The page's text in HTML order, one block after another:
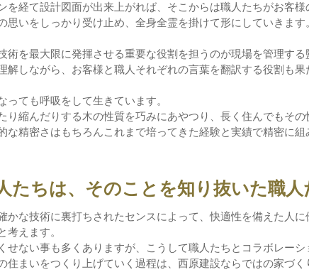
を経て設計図面が出来上がれば、そこからは職人たちがお客
思いをしっかり受け止め、全身全霊を掛けて形にしていきます
術を最大限に発揮させる重要な役割を担うのが現場を管理する
解しながら、お客様と職人それぞれの言葉を翻訳する役割も果
っても呼吸をして生きています。
り縮んだりする木の性質を巧みにあやつり、長く住んでもそ
な精密さはもちろんこれまで培ってきた経験と実績で精密に組
たちは、そのことを知り抜いた職人
かな技術に裏打ちされたセンスによって、快適性を備えた人に
考えます。
せない事も多くありますが、こうして職人たちとコラボレー
住まいをつくり上げていく過程は、西原建設ならではの家づく